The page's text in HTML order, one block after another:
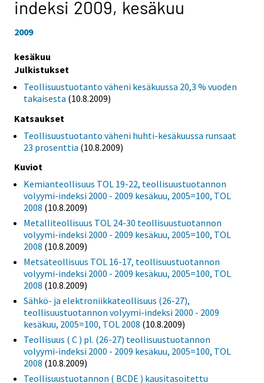
indeksi 2009, kesäkuu
2009
kesäkuu
Julkistukset
Teollisuustuotanto väheni kesäkuussa 20,3 % vuoden
takaisesta (10.8.2009)
Katsaukset
Teollisuustuotanto väheni huhti-kesäkuussa runsaat
23 prosenttia (10.8.2009)
Kuviot
Kemianteollisuus TOL 19-22, teollisuustuotannon
volyymi-indeksi 2000 - 2009 kesäkuu, 2005=100, TOL
2008 (10.8.2009)
Metalliteollisuus TOL 24-30 teollisuustuotannon
volyymi-indeksi 2000 - 2009 kesäkuu, 2005=100, TOL
2008 (10.8.2009)
Metsäteollisuus TOL 16-17, teollisuustuotannon
volyymi-indeksi 2000 - 2009 kesäkuu, 2005=100, TOL
2008 (10.8.2009)
Sähkö- ja elektroniikkateollisuus (26-27),
teollisuustuotannon volyymi-indeksi 2000 - 2009
kesäkuu, 2005=100, TOL 2008 (10.8.2009)
Teollisuus ( C ) pl. (26-27) teollisuustuotannon
volyymi-indeksi 2000 - 2009 kesäkuu, 2005=100, TOL
2008 (10.8.2009)
Teollisuustuotannon ( BCDE ) kausitasoitettu